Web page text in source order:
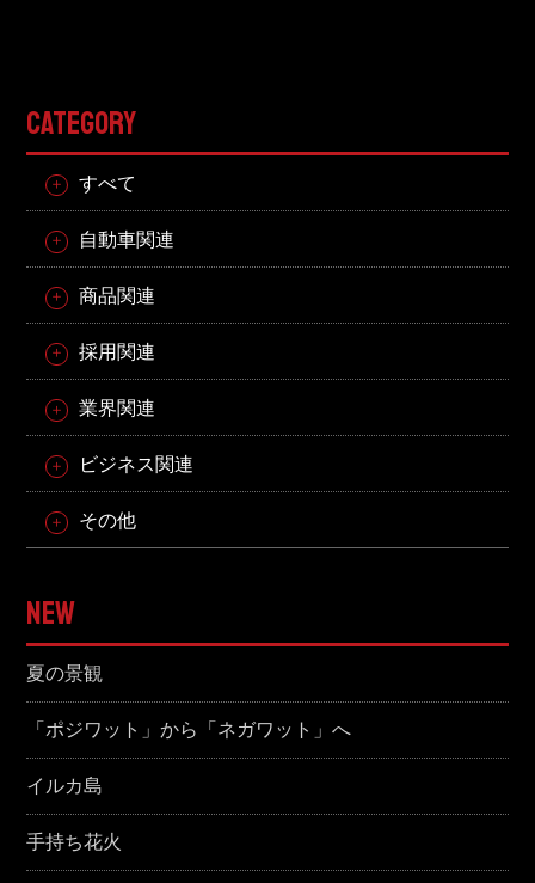
CATEGORY
すべて
自動車関連
商品関連
採用関連
業界関連
ビジネス関連
その他
NEW
夏の景観
「ポジワット」から「ネガワット」へ
イルカ島
手持ち花火